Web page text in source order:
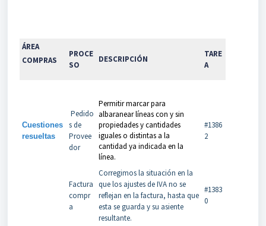
ÁREA
COMPRAS
PROCE
SO
DESCRIPCIÓN
TARE
A
Cuestiones
resueltas
Pedido
s de
Provee
dor
Permitir marcar para
albaranear líneas con y sin
propiedades y cantidades
iguales o distintas a la
cantidad ya indicada en la
línea.
#1386
2
Factura
compr
a
Corregimos la situación en la
que los ajustes de IVA no se
reflejan en la factura, hasta que
esta se guarda y su asiente
resultante.
#1383
0